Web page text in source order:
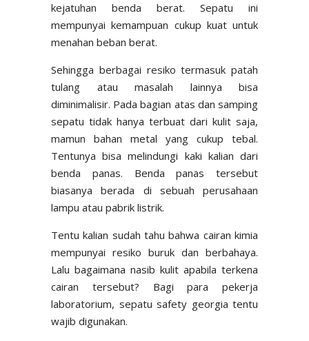
kejatuhan benda berat. Sepatu ini
mempunyai kemampuan cukup kuat untuk
menahan beban berat.
Sehingga berbagai resiko termasuk patah
tulang atau masalah lainnya bisa
diminimalisir. Pada bagian atas dan samping
sepatu tidak hanya terbuat dari kulit saja,
mamun bahan metal yang cukup tebal.
Tentunya bisa melindungi kaki kalian dari
benda panas. Benda panas tersebut
biasanya berada di sebuah perusahaan
lampu atau pabrik listrik.
Tentu kalian sudah tahu bahwa cairan kimia
mempunyai resiko buruk dan berbahaya.
Lalu bagaimana nasib kulit apabila terkena
cairan tersebut? Bagi para pekerja
laboratorium, sepatu safety georgia tentu
wajib digunakan.